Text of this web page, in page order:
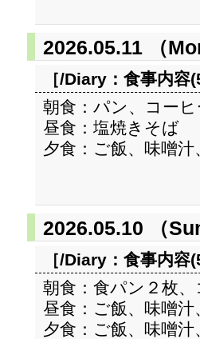
2026.05.11 （
［/Diary： 食事内容
朝食：パン、コーヒ
昼食：塩焼きそば
夕食：ご飯、味噌
2026.05.10 （
［/Diary： 食事内容
朝食：食パン２枚、
昼食：ご飯、味噌
夕食：ご飯、味噌